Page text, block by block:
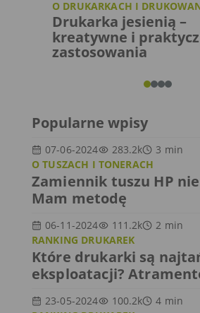
O DRUKARKACH I
Drukarka jesienią –
kreatywne i
zastosowania
Popularne wpisy
07-06-2024 283.2k 3 min
O TUSZACH I TONERACH
Zamiennik tuszu HP nie
Mam metodę
06-11-2024 111.2k 2 min
RANKING DRUKAREK
Które drukarki są
eksploatacji?
23-05-2024 100.2k 4 min